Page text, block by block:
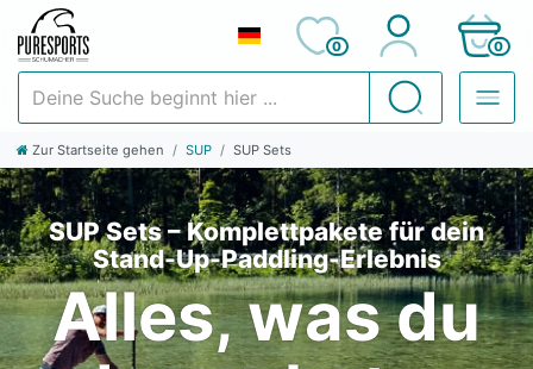
Suchen
0 0
Zur Startseite gehen SUP SUP Sets
SUP Sets – Komplettpakete für dein
Stand-Up-Paddling-Erlebnis
Alles, was du